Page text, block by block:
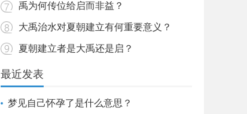
禹为何传位给启而非益？
大禹治水对夏朝建立有何重要意义？
夏朝建立者是大禹还是启？
最近发表
梦见自己怀孕了是什么意思？